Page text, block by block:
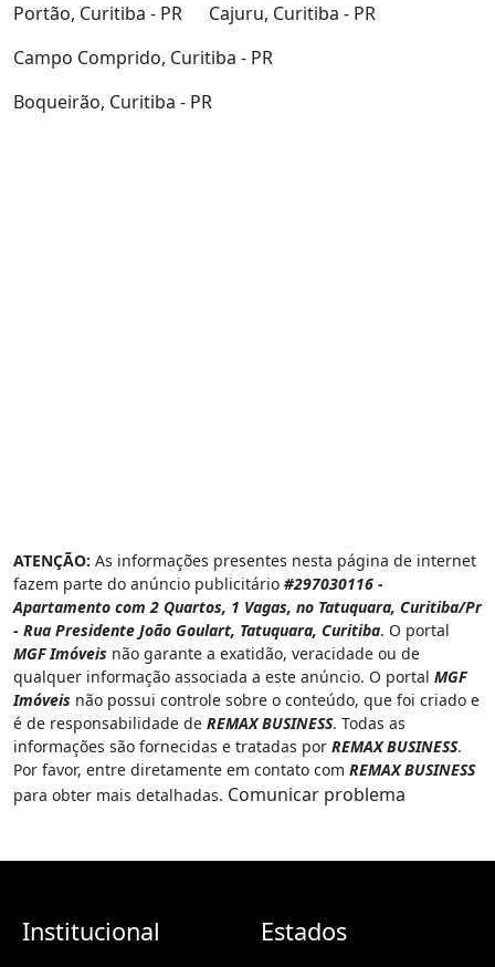
Portão, Curitiba - PR
Cajuru, Curitiba - PR
Campo Comprido, Curitiba - PR
Boqueirão, Curitiba - PR
ATENÇÃO: As informações presentes nesta página de internet
fazem parte do anúncio publicitário #297030116 -
Apartamento com 2 Quartos, 1 Vagas, no Tatuquara, Curitiba/Pr
- Rua Presidente João Goulart, Tatuquara, Curitiba. O portal
MGF Imóveis não garante a exatidão, veracidade ou de
qualquer informação associada a este anúncio. O portal MGF
Imóveis não possui controle sobre o conteúdo, que foi criado e
é de responsabilidade de REMAX BUSINESS. Todas as
informações são fornecidas e tratadas por REMAX BUSINESS.
Por favor, entre diretamente em contato com REMAX BUSINESS
para obter mais detalhadas. Comunicar problema
Institucional Estados